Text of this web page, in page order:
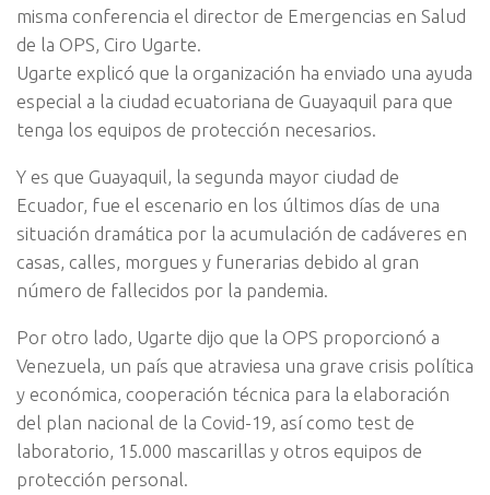
misma conferencia el director de Emergencias en Salud
de la OPS, Ciro Ugarte.
Ugarte explicó que la organización ha enviado una ayuda
especial a la ciudad ecuatoriana de Guayaquil para que
tenga los equipos de protección necesarios.
Y es que Guayaquil, la segunda mayor ciudad de
Ecuador, fue el escenario en los últimos días de una
situación dramática por la acumulación de cadáveres en
casas, calles, morgues y funerarias debido al gran
número de fallecidos por la pandemia.
Por otro lado, Ugarte dijo que la OPS proporcionó a
Venezuela, un país que atraviesa una grave crisis política
y económica, cooperación técnica para la elaboración
del plan nacional de la Covid-19, así como test de
laboratorio, 15.000 mascarillas y otros equipos de
protección personal.